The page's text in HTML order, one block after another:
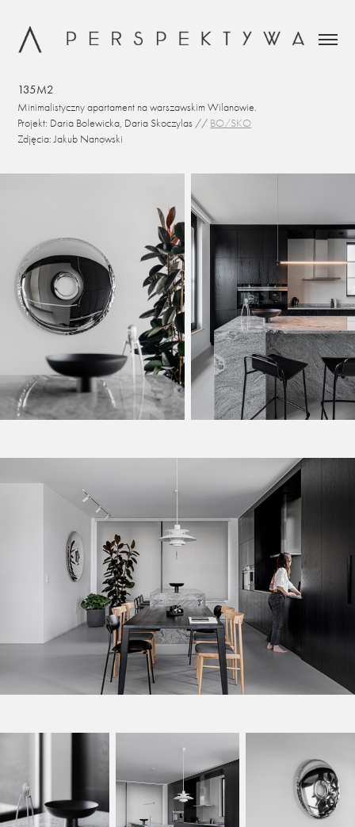
135M2
Minimalistyczny apartament na warszawskim Wilanowie.
Projekt: Daria Bolewicka, Daria Skoczylas // BO/SKO
Zdjęcia: Jakub Nanowski